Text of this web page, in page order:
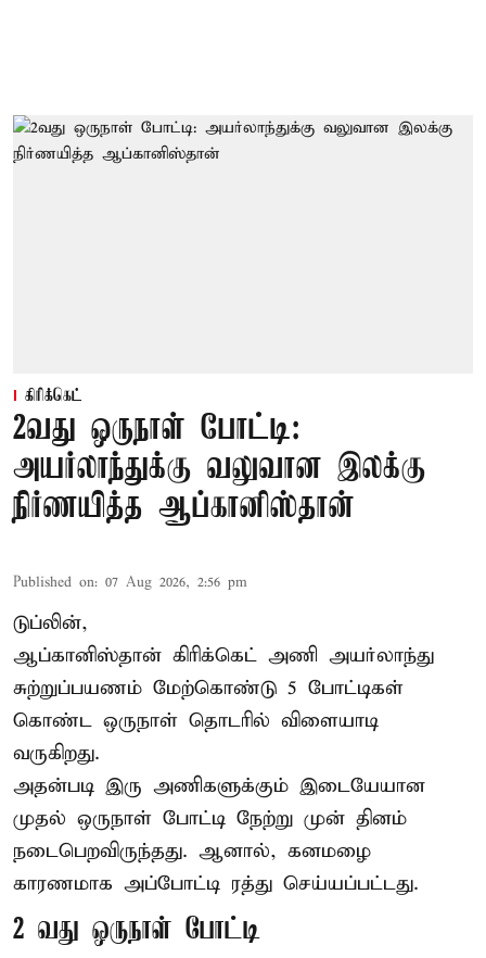
கிரிக்கெட்
2வது ஒருநாள் போட்டி:
அயர்லாந்துக்கு வலுவான இலக்கு
நிர்ணயித்த ஆப்கானிஸ்தான்
Published on: 07 Aug 2026, 2:56 pm
டுப்லின்,
ஆப்கானிஸ்தான் கிரிக்கெட் அணி அயர்லாந்து
சுற்றுப்பயணம் மேற்கொண்டு 5 போட்டிகள்
கொண்ட ஒருநாள் தொடரில் விளையாடி
வருகிறது.
அதன்படி இரு அணிகளுக்கும் இடையேயான
முதல் ஒருநாள் போட்டி நேற்று முன் தினம்
நடைபெறவிருந்தது. ஆனால், கனமழை
காரணமாக அப்போட்டி ரத்து செய்யப்பட்டது.
2 வது ஒருநாள் போட்டி